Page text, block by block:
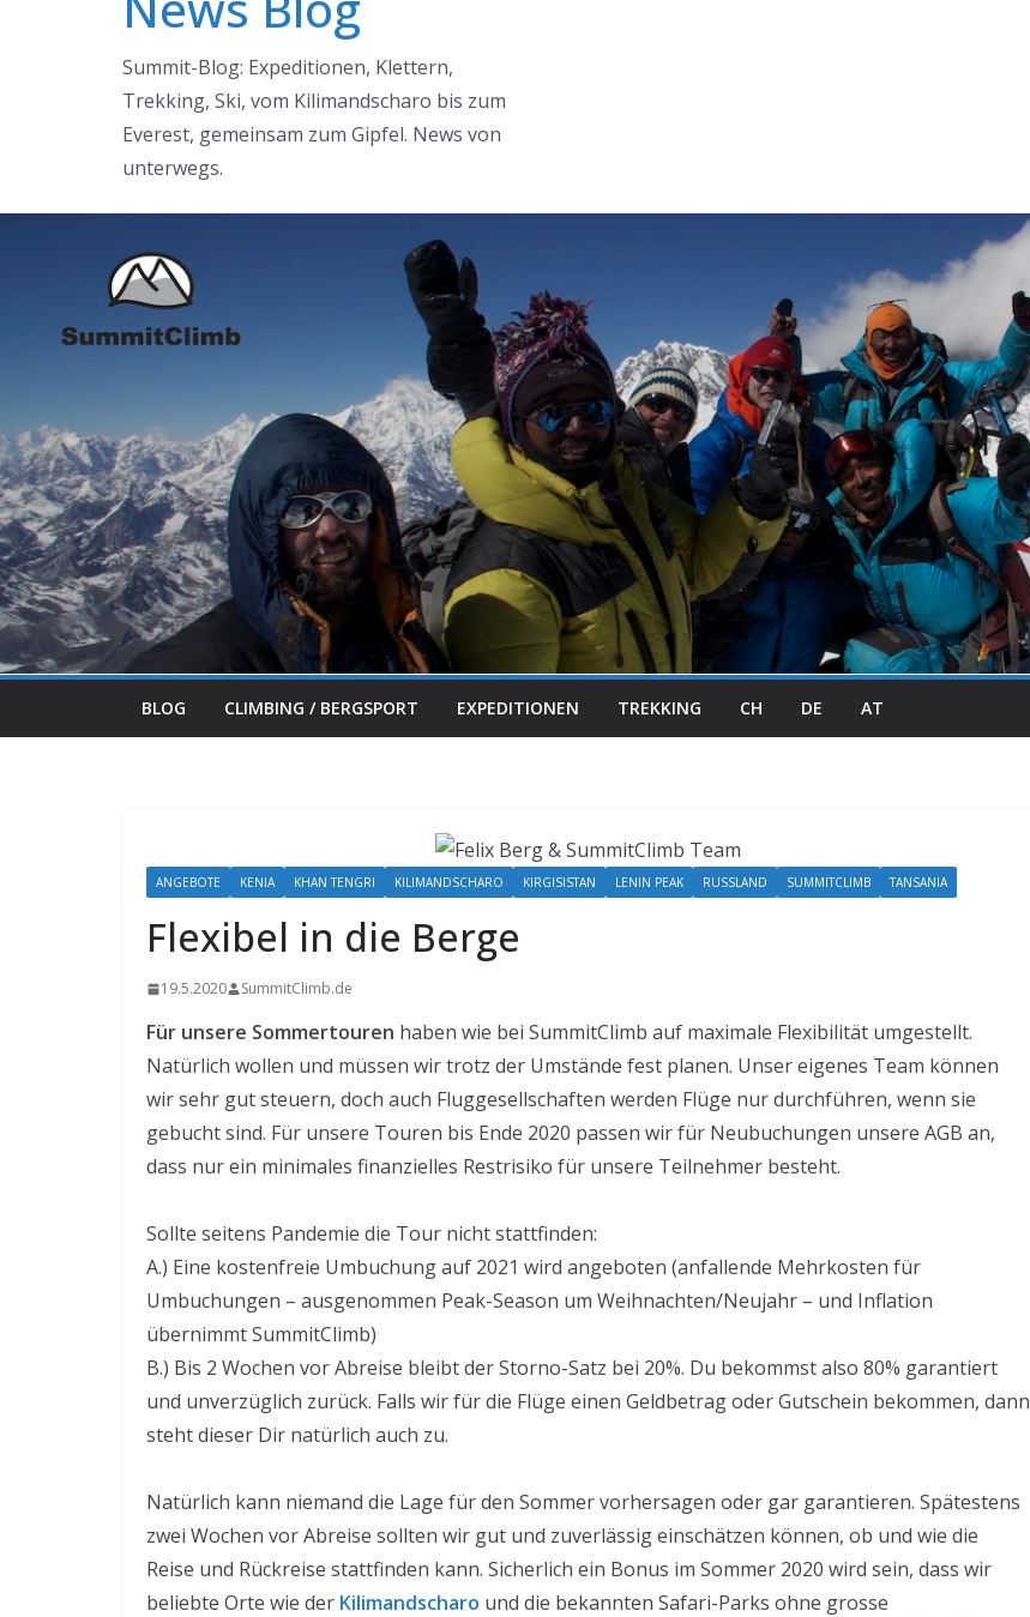
Summit-Blog: Expeditionen, Klettern,
Trekking, Ski, vom Kilimandscharo bis zum
Everest, gemeinsam zum Gipfel. News von
unterwegs.
BLOG CLIMBING / BERGSPORT EXPEDITIONEN TREKKING CH DE AT
ANGEBOTE KENIA KHAN TENGRI KILIMANDSCHARO KIRGISISTAN LENIN PEAK RUSSLAND SUMMITCLIMB TANSANIA
Flexibel in die Berge
19.5.2020 SummitClimb.de
Für unsere Sommertouren haben wie bei SummitClimb auf maximale Flexibilität umgestellt.
Natürlich wollen und müssen wir trotz der Umstände fest planen. Unser eigenes Team können
wir sehr gut steuern, doch auch Fluggesellschaften werden Flüge nur durchführen, wenn sie
gebucht sind. Für unsere Touren bis Ende 2020 passen wir für Neubuchungen unsere AGB an,
dass nur ein minimales finanzielles Restrisiko für unsere Teilnehmer besteht.
Sollte seitens Pandemie die Tour nicht stattfinden:
A.) Eine kostenfreie Umbuchung auf 2021 wird angeboten (anfallende Mehrkosten für
Umbuchungen – ausgenommen Peak-Season um Weihnachten/Neujahr – und Inflation
übernimmt SummitClimb)
B.) Bis 2 Wochen vor Abreise bleibt der Storno-Satz bei 20%. Du bekommst also 80% garantiert
und unverzüglich zurück. Falls wir für die Flüge einen Geldbetrag oder Gutschein bekommen, dann
steht dieser Dir natürlich auch zu.
Natürlich kann niemand die Lage für den Sommer vorhersagen oder gar garantieren. Spätestens
zwei Wochen vor Abreise sollten wir gut und zuverlässig einschätzen können, ob und wie die
Reise und Rückreise stattfinden kann. Sicherlich ein Bonus im Sommer 2020 wird sein, dass wir
beliebte Orte wie der Kilimandscharo und die bekannten Safari-Parks ohne grosse